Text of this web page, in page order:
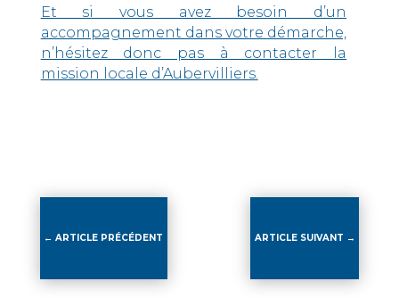
Et si vous avez besoin d’un
accompagnement dans votre démarche,
n’hésitez donc pas à contacter la
mission locale d’Aubervilliers.
←ARTICLE PRÉCÉDENT ARTICLE SUIVANT →